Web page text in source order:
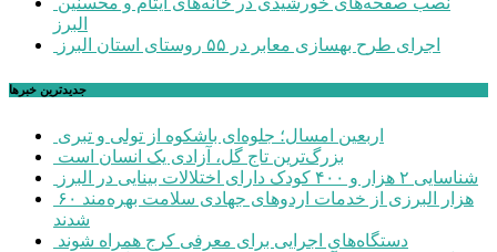
البرز
اجرای طرح بهسازی معابر در ۵۵ روستای استان البرز
جديدترين خبرها
اربعین امسال؛ جلوه‌ای باشکوه از تولی و تبری
بزرگ‌ترین تاج گل، آزادی یک انسان است
شناسایی ۲ هزار و ۴۰۰ کودک دارای اختلالات بینایی در البرز
۶۰ هزار البرزی از خدمات اردوهای جهادی سلامت بهره‌مند
شدند
دستگاه‌های اجرایی برای معرفی کرج همراه شوند